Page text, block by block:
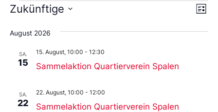
Liste
Zukünftige
Sie
das
aus.
August 2026
SA.
15 Sammelaktion Quartierverein Spalen
15. August, 10:00 - 12:30
SA.
22 Sammelaktion Quartierverein Spalen
22. August, 10:00 - 12:00